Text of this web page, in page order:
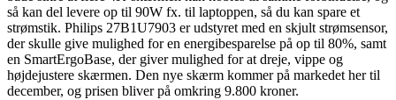
så kan del levere op til 90W fx. til laptoppen, så du kan spare et
strømstik. Philips 27B1U7903 er udstyret med en skjult strømsensor,
der skulle give mulighed for en energibesparelse på op til 80%, samt
en SmartErgoBase, der giver mulighed for at dreje, vippe og
højdejustere skærmen. Den nye skærm kommer på markedet her til
december, og prisen bliver på omkring 9.800 kroner.